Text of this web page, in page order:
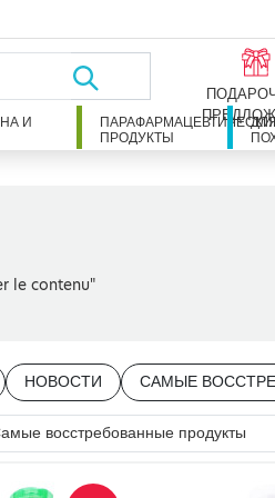
И
ПРОДУКТЫ
le contenu"
НОВОСТИ САМЫЕ